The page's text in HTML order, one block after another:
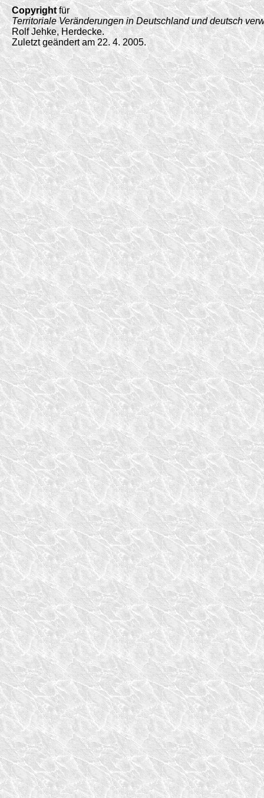
Copyrightfür
Territoriale Veränderungen in Deutschland und deutsch
Rolf Jehke, Herdecke.
Zuletzt geändert am 22. 4. 2005.